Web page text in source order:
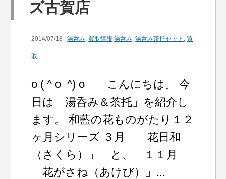
ズ古賀店
2014/07/18 |湯呑み, 買取情報 湯呑み,湯呑み茶托セット , 買
取
o ( ^ o ^) o こんにちは。 今
日は「湯呑み＆茶托」を紹介し
ます。 和藍の花ものがたり１２
ヶ月シリーズ ３月 「花日和
（さくら）」 と、 １１月
「花がさね（あけび）」...